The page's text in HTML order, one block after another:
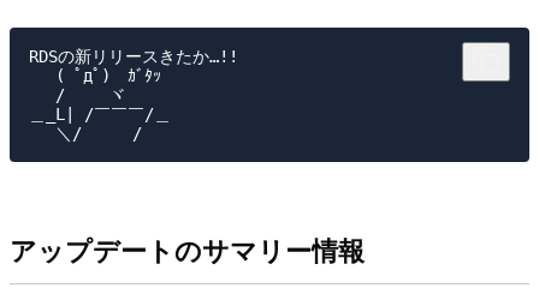
RDSの新リリースきたか…!!
( ﾟдﾟ)　ｶﾞﾀｯ
/　　 ヾ
＿_L| /￣￣￣/＿
アップデートのサマリー情報